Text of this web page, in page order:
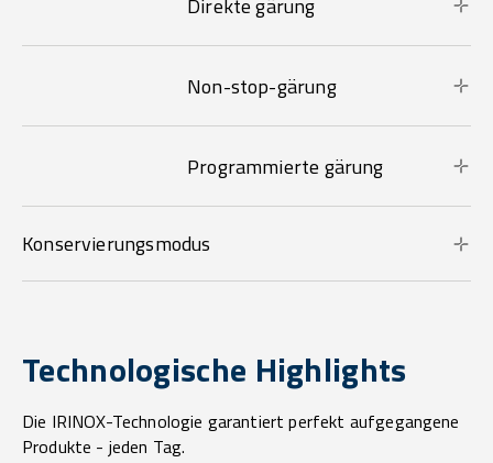
Non-stop-gärung
Programmierte gärung
Konservierungsmodus
Technologische Highlights
Die IRINOX-Technologie garantiert perfekt aufgegangene
Produkte - jeden Tag.